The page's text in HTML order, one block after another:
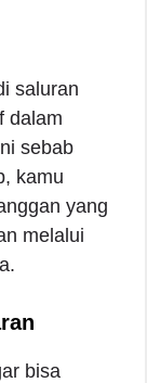
saluran
dalam
sebab
kamu
yang
melalui
bisa